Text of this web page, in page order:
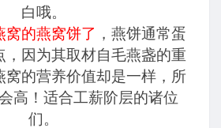
白哦。
窝的燕窝饼了 ，燕饼通常蛋
，因为其取材自毛燕盏的重
窝的营养价值却是一样，所
高！适合工薪阶层的诸位
们。